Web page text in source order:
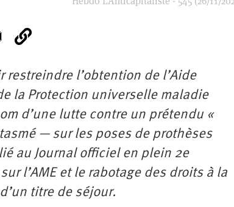
l’obtention de l’Aide
la Protection universelle maladie
d’une lutte contre un prétendu «
— sur les poses de prothèses
au Journal officiel en plein 2e
l’AME et le rabotage des droits à la
titre de séjour.